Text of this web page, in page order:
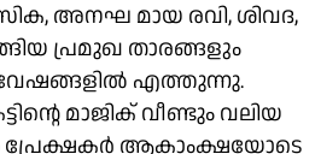
അനഘ മായ രവി, ശിവദ,
പ്രമുഖ താരങ്ങളും
വേഷങ്ങളിൽ എത്തുന്നു.
മാജിക് വീണ്ടും വലിയ
പ്രേക്ഷകർ ആകാംക്ഷയോടെ